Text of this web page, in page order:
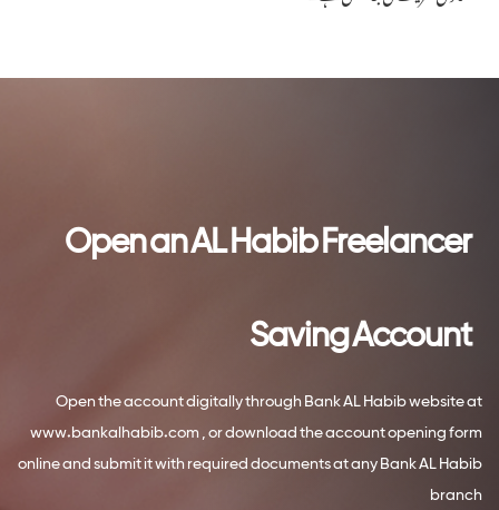
Open an AL Habib Freelancer
Saving Account
Open the account digitally through Bank AL Habib website at
www.bankalhabib.com , or download the account opening form
online and submit it with required documents at any Bank AL Habib
branch